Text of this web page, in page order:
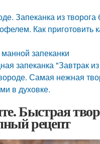
Запеканка из творога
Как
запеканки
запеканка "Завтрак из
Самая нежная
в духовке.
Быстрая
рецепт